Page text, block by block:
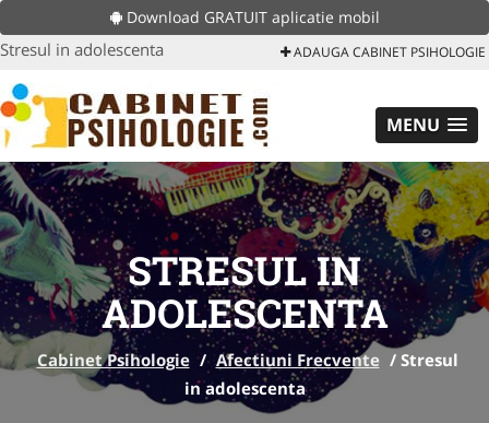
Download GRATUIT aplicatie mobil
Stresul in adolescenta ADAUGA CABINET PSIHOLOGIE
MENU
STRESUL IN
ADOLESCENTA
Cabinet Psihologie / Afectiuni Frecvente / Stresul
in adolescenta